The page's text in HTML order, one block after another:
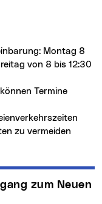
fürfür für
Montag 8
von 8 bis 12:30
Termine
zu vermeiden